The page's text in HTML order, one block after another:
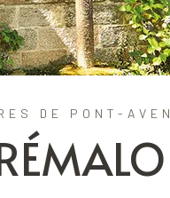
DE PONT-AVEN